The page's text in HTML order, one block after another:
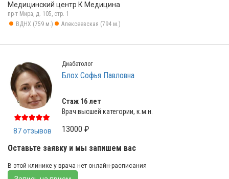
Медицинский центр К Медицина
пр-т Мира, д. 105, стр. 1
ВДНХ (759 м.)
Алексеевская (794 м.)
87 отзывов
Диабетолог
Блох Софья Павловна
Стаж 16 лет
Врач высшей категории, к.м.н.
13000 ₽
Оставьте заявку и мы запишем вас
В этой клинике у врача нет онлайн-расписания